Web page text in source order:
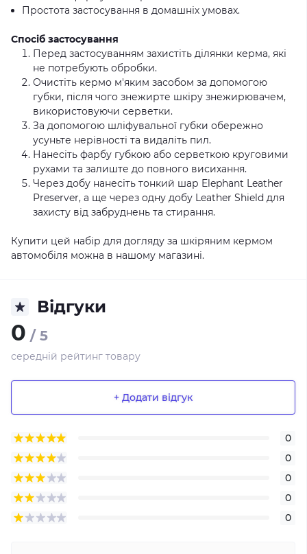
Простота застосування в домашніх умовах.
Спосіб застосування
Перед застосуванням захистіть ділянки керма, які
не потребують обробки.
Очистіть кермо м'яким засобом за допомогою
губки, після чого знежирте шкіру знежирювачем,
використовуючи серветки.
За допомогою шліфувальної губки обережно
усуньте нерівності та видаліть пил.
Нанесіть фарбу губкою або серветкою круговими
рухами та залиште до повного висихання.
Через добу нанесіть тонкий шар Elephant Leather
Preserver, а ще через одну добу Leather Shield для
захисту від забруднень та стирання.
Купити цей набір для догляду за шкіряним кермом
автомобіля можна в нашому магазині.
Відгуки
0 / 5
середній рейтинг товару
+ Додати відгук
0
0
0
0
0